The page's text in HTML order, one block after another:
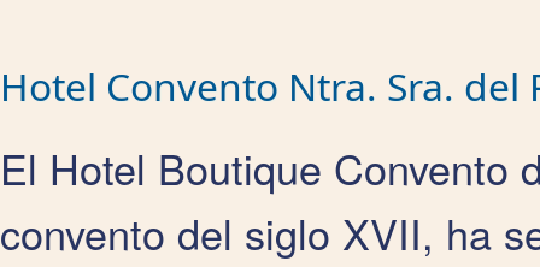
Hotel Convento Ntra. Sra. del
El Hotel Boutique Convento
convento del siglo XVII, ha